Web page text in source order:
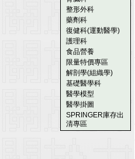
整形外科
藥劑科
復健科(運動醫學)
護理科
食品營養
限量特價專區
解剖學(組織學)
基礎醫學科
醫學模型
醫學掛圖
SPRINGER庫存出
清專區